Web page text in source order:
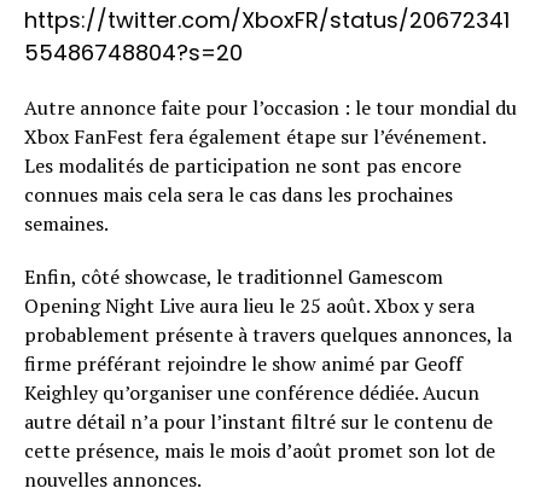
https://twitter.com/XboxFR/status/20672341
55486748804?s=20
Autre annonce faite pour l’occasion : le tour mondial du
Xbox FanFest fera également étape sur l’événement.
Les modalités de participation ne sont pas encore
connues mais cela sera le cas dans les prochaines
semaines.
Enfin, côté showcase, le traditionnel Gamescom
Opening Night Live aura lieu le 25 août. Xbox y sera
probablement présente à travers quelques annonces, la
firme préférant rejoindre le show animé par Geoff
Keighley qu’organiser une conférence dédiée. Aucun
autre détail n’a pour l’instant filtré sur le contenu de
cette présence, mais le mois d’août promet son lot de
nouvelles annonces.